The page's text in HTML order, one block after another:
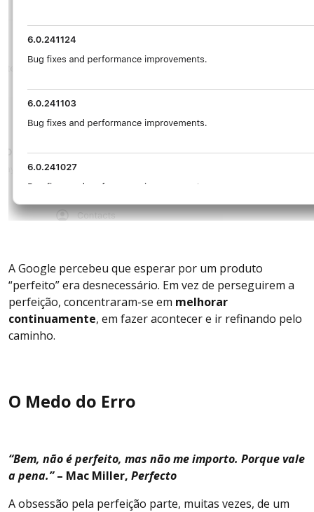
A Google percebeu que esperar por um produto
“perfeito” era desnecessário. Em vez de perseguirem a
perfeição, concentraram-se em melhorar
continuamente, em fazer acontecer e ir refinando pelo
caminho.
O Medo do Erro
“Bem, não é perfeito, mas não me importo. Porque vale
a pena.”– Mac Miller, Perfecto
A obsessão pela perfeição parte, muitas vezes, de um